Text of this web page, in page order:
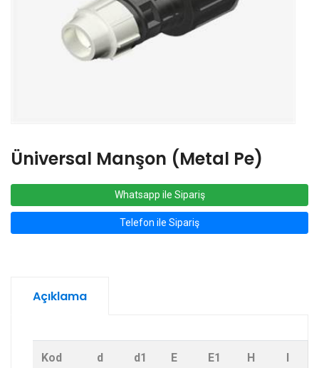
Üniversal Manşon (Metal Pe)
Whatsapp ile Sipariş
Telefon ile Sipariş
Açıklama
Kod d d1 E E1 H